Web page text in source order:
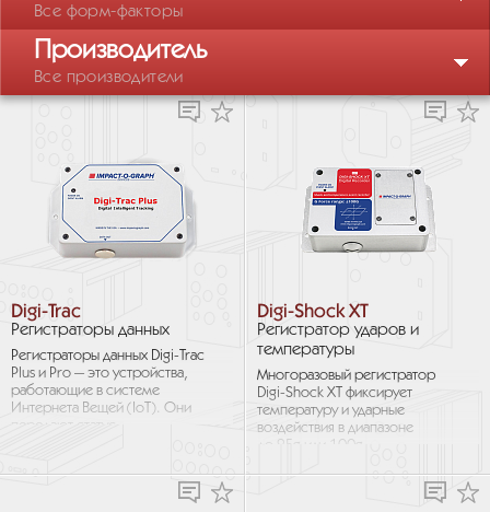
Все форм-факторы
Производитель
Все производители
Digi-Trac
Регистраторы данных
Регистраторы данных Digi-Trac
Plus и Pro — это устройства,
работающие в системе
Интернета Вещей (IoT). Они
Digi-Shock XT
Регистратор ударов и
температуры
Многоразовый регистратор
Digi-Shock XT фиксирует
температуру и ударные
воздействия в диапазоне
до 25g или 100g.
отслеживания условий